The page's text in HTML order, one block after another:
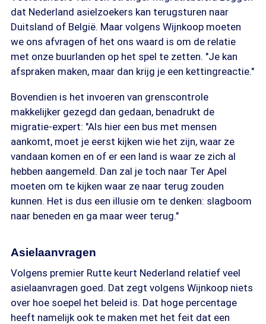
dat Nederland asielzoekers kan terugsturen naar
Duitsland of België. Maar volgens Wijnkoop moeten
we ons afvragen of het ons waard is om de relatie
met onze buurlanden op het spel te zetten. "Je kan
afspraken maken, maar dan krijg je een kettingreactie."
Bovendien is het invoeren van grenscontrole
makkelijker gezegd dan gedaan, benadrukt de
migratie-expert: "Als hier een bus met mensen
aankomt, moet je eerst kijken wie het zijn, waar ze
vandaan komen en of er een land is waar ze zich al
hebben aangemeld. Dan zal je toch naar Ter Apel
moeten om te kijken waar ze naar terug zouden
kunnen. Het is dus een illusie om te denken: slagboom
naar beneden en ga maar weer terug."
Asielaanvragen
Volgens premier Rutte keurt Nederland relatief veel
asielaanvragen goed. Dat zegt volgens Wijnkoop niets
over hoe soepel het beleid is. Dat hoge percentage
heeft namelijk ook te maken met het feit dat een